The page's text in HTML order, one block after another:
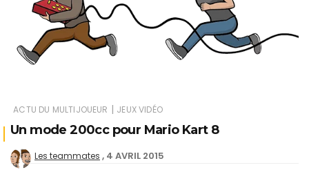
ACTU DU MULTIJOUEUR | JEUX VIDÉO
Un mode 200cc pour Mario Kart 8
Les teammates 4 AVRIL 2015